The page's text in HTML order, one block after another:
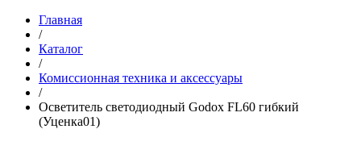
Главная
/
Каталог
/
Комиссионная техника и аксессуары
/
Осветитель светодиодный Godox FL60 гибкий
(Уценка01)